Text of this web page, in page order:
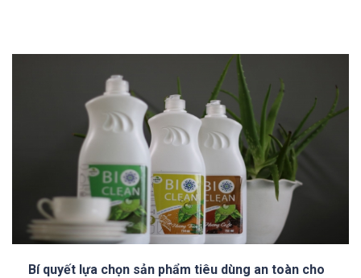
Bí quyết lựa chọn sản phẩm tiêu dùng an toàn cho